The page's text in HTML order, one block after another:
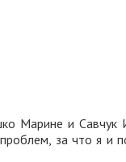
Марине и
за что я и